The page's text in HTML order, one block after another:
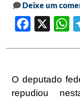
Deixe um
Facebook
O deputado
repudiou